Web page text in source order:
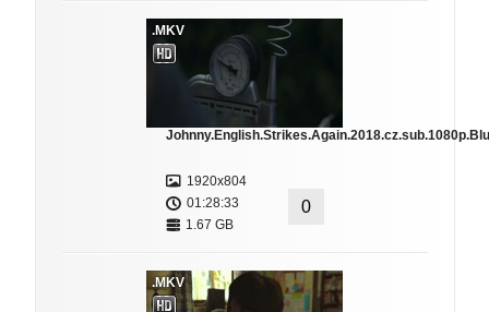
.MKV
1920x804
01:28:33
1.67 GB
0
.MKV